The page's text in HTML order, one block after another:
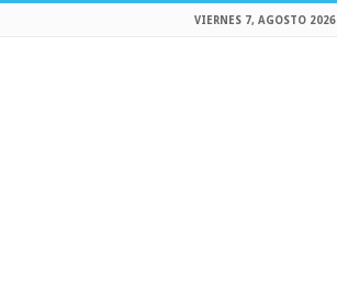
VIERNES 7, AGOSTO 2026